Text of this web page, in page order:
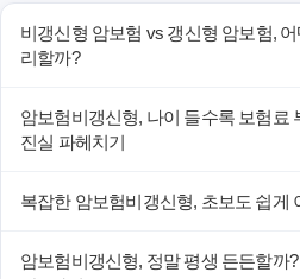
비갱신형 암보험 vs 갱신형 암보험,
리할까?
암보험비갱신형, 나이 들수록 보험료
진실 파헤치기
복잡한 암보험비갱신형, 초보도 쉽게
암보험비갱신형, 정말 평생 든든할까